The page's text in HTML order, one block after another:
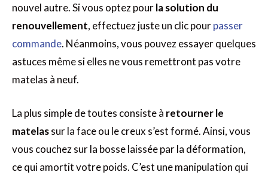
nouvel autre. Si vous optez pourla solution du
renouvellement, effectuez juste un clic pourpasser
commande. Néanmoins, vous pouvez essayer quelques
astuces même si elles ne vous remettront pas votre
matelas à neuf.
La plus simple de toutes consiste à retourner le
matelassur la face ou le creux s’est formé. Ainsi, vous
vous couchez sur la bosse laissée par la déformation,
ce qui amortit votre poids. C’est une manipulation qui